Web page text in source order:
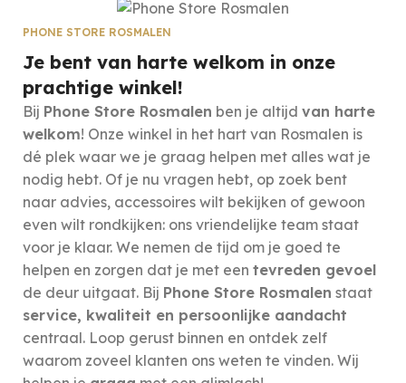
PHONE STORE ROSMALEN
Je bent van harte welkom in onze
prachtige winkel!
Bij Phone Store Rosmalen ben je altijd van harte
welkom! Onze winkel in het hart van Rosmalen is
dé plek waar we je graag helpen met alles wat je
nodig hebt. Of je nu vragen hebt, op zoek bent
naar advies, accessoires wilt bekijken of gewoon
even wilt rondkijken: ons vriendelijke team staat
voor je klaar. We nemen de tijd om je goed te
helpen en zorgen dat je met een tevreden gevoel
de deur uitgaat. Bij Phone Store Rosmalen staat
service, kwaliteit en persoonlijke aandacht
centraal. Loop gerust binnen en ontdek zelf
waarom zoveel klanten ons weten te vinden. Wij